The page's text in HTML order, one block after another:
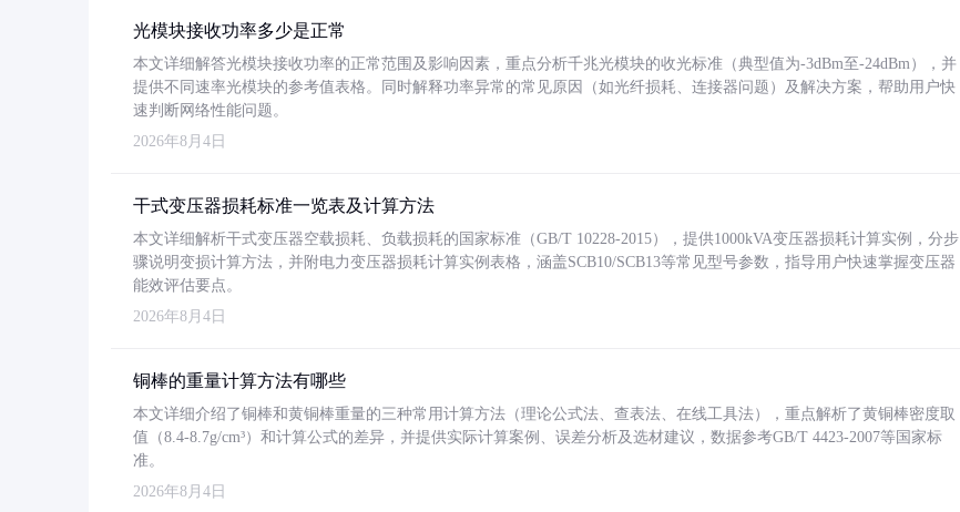
光模块接收功率多少是正常
本文详细解答光模块接收功率的正常范围及影响因素，重点分析千兆光模块的收光标准（典型值为-3dBm至-24dBm），并
提供不同速率光模块的参考值表格。同时解释功率异常的常见原因（如光纤损耗、连接器问题）及解决方案，帮助用户快
速判断网络性能问题。
2026年8月4日
干式变压器损耗标准一览表及计算方法
本文详细解析干式变压器空载损耗、负载损耗的国家标准（GB/T 10228-2015），提供1000kVA变压器损耗计算实例，分步
骤说明变损计算方法，并附电力变压器损耗计算实例表格，涵盖SCB10/SCB13等常见型号参数，指导用户快速掌握变压器
能效评估要点。
2026年8月4日
铜棒的重量计算方法有哪些
本文详细介绍了铜棒和黄铜棒重量的三种常用计算方法（理论公式法、查表法、在线工具法），重点解析了黄铜棒密度取
值（8.4-8.7g/cm³）和计算公式的差异，并提供实际计算案例、误差分析及选材建议，数据参考GB/T 4423-2007等国家标
准。
2026年8月4日